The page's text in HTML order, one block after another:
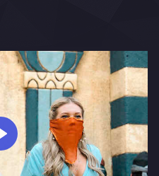
Play